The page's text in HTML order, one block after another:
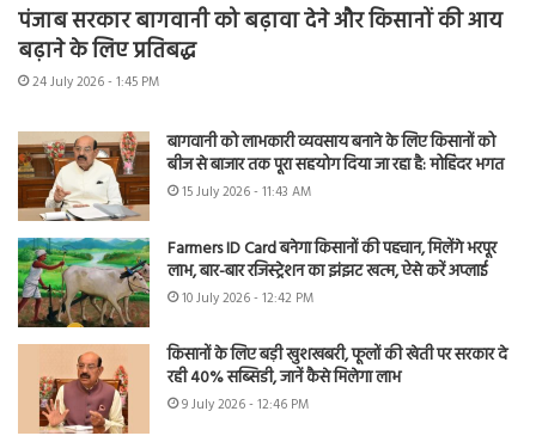
पंजाब सरकार बागवानी को बढ़ावा देने और किसानों की आय
बढ़ाने के लिए प्रतिबद्ध
24 July 2026 - 1:45 PM
बागवानी को लाभकारी व्यवसाय बनाने के लिए किसानों को
बीज से बाजार तक पूरा सहयोग दिया जा रहा है: मोहिंदर भगत
15 July 2026 - 11:43 AM
Farmers ID Card बनेगा किसानों की पहचान, मिलेंगे भरपूर
लाभ, बार-बार रजिस्ट्रेशन का झंझट खत्म, ऐसे करें अप्लाई
10 July 2026 - 12:42 PM
किसानों के लिए बड़ी खुशखबरी, फूलों की खेती पर सरकार दे
रही 40% सब्सिडी, जानें कैसे मिलेगा लाभ
9 July 2026 - 12:46 PM